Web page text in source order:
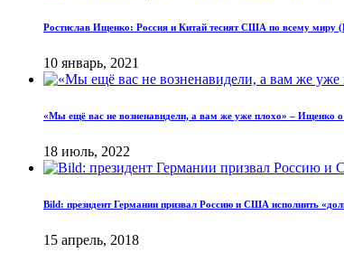
Ростислав Ищенко: Россия и Китай теснят США по всему миру
10 январь, 2021
«Мы ещё вас не возненавидели, а вам же уже плохо» – Ищенко
18 июль, 2022
Bild: президент Германии призвал Россию и США исполнить
15 апрель, 2018